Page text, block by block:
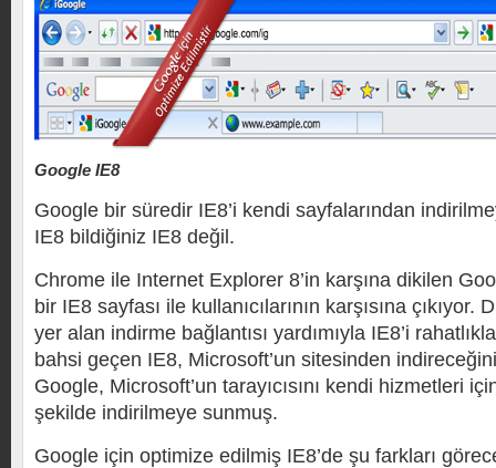
Google IE8
Google bir süredir IE8’i kendi sayfalarından
IE8 bildiğiniz IE8 değil.
Chrome ile Internet Explorer 8’in karşına dikilen
bir IE8 sayfası ile kullanıcılarının karşısına
yer alan indirme bağlantısı yardımıyla IE8’i
bahsi geçen IE8, Microsoft’un sitesinden
Google, Microsoft’un tarayıcısını kendi hizmetleri
şekilde indirilmeye sunmuş.
Google için optimize edilmiş IE8’de şu farkları